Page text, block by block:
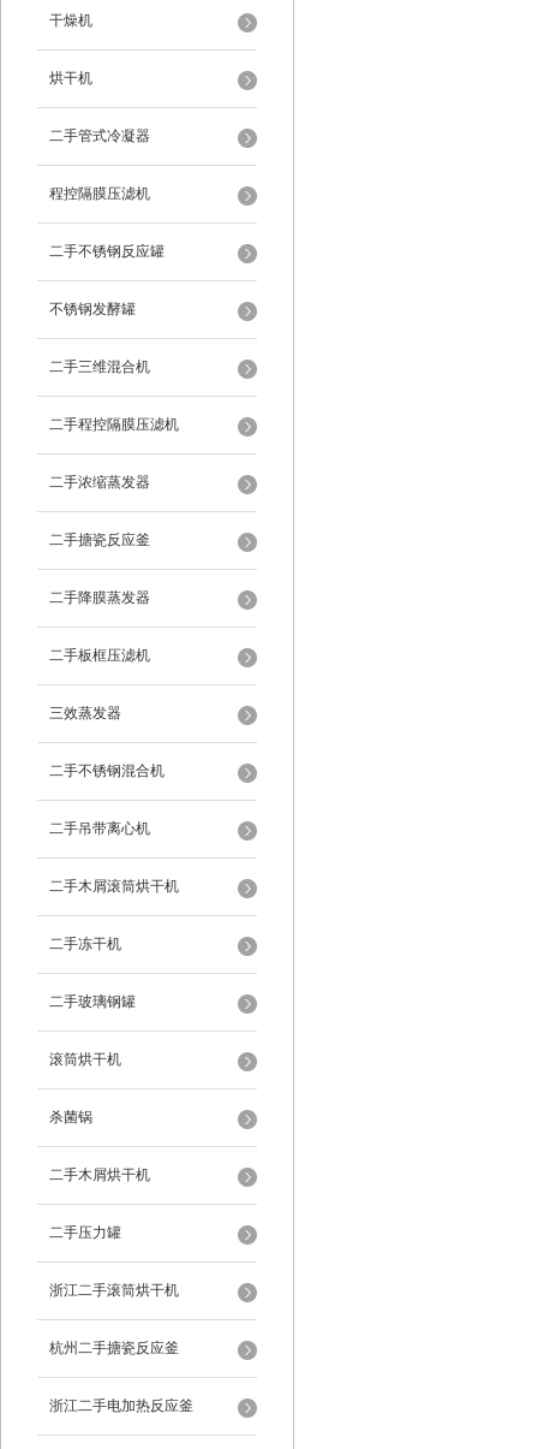
干燥机
烘干机
二手管式冷凝器
程控隔膜压滤机
二手不锈钢反应罐
不锈钢发酵罐
二手三维混合机
二手程控隔膜压滤机
二手浓缩蒸发器
二手搪瓷反应釜
二手降膜蒸发器
二手板框压滤机
三效蒸发器
二手不锈钢混合机
二手吊带离心机
二手木屑滚筒烘干机
二手冻干机
二手玻璃钢罐
滚筒烘干机
杀菌锅
二手木屑烘干机
二手压力罐
浙江二手滚筒烘干机
杭州二手搪瓷反应釜
浙江二手电加热反应釜